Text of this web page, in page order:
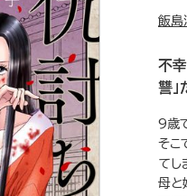
飯島
不
讐
9歳
そこ
てし
母と